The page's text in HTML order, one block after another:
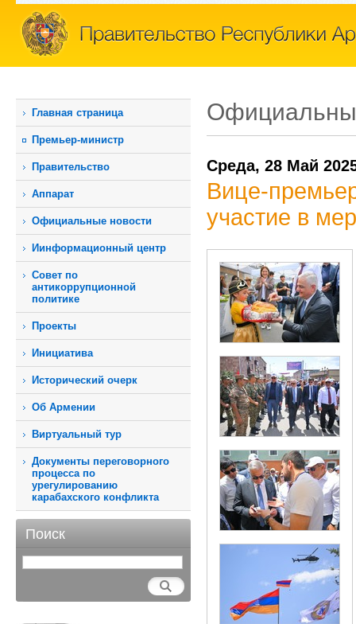
Главная страница
Премьер-министр
Правительство
Аппарат
Официальные новости
Иинформационный центр
Совет по
антикоррупционной
политике
Проекты
Инициатива
Исторический очерк
Об Армении
Виртуальный тур
Документы переговорного
процесса по
урегулированию
карабахского конфликта
Поиск
Среда, 28 Май
Вице-
участие в